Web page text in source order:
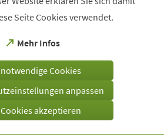
Seite Cookies verwendet.
Mehr Infos
(Öffnet
einem
Tab)
Cookies
anpassen
akzeptieren